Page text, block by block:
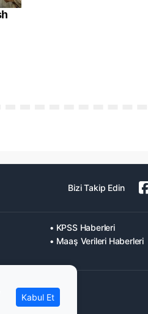
Bizi Takip Edin
• KPSS Haberleri
• Maaş Verileri Haberleri
Kabul Et